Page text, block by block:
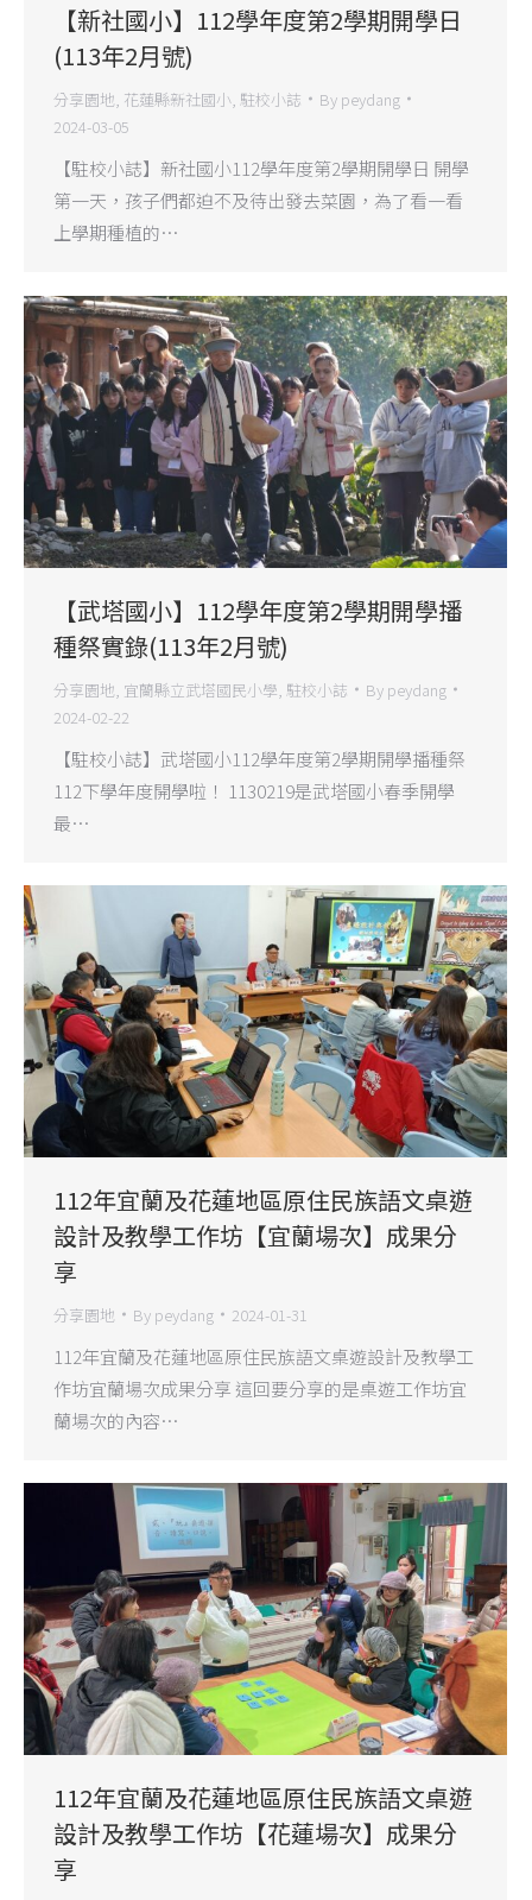
【新社國小】112學年度第2學期開學日
(113年2月號)
分享園地, 花蓮縣新社國小, 駐校小誌 By peydang
2024-03-05
【駐校小誌】新社國小112學年度第2學期開學日 開學
第一天，孩子們都迫不及待出發去菜園，為了看一看
上學期種植的…
【武塔國小】112學年度第2學期開學播
種祭實錄(113年2月號)
分享園地 宜蘭縣立武塔國民小學 駐校小誌 By peydang
2024-02-22
【駐校小誌】武塔國小112學年度第2學期開學播種祭
112下學年度開學啦！ 1130219是武塔國小春季開學
最…
112年宜蘭及花蓮地區原住民族語文桌遊
設計及教學工作坊【宜蘭場次】成果分
享
分享園地 By peydang 2024-01-31
112年宜蘭及花蓮地區原住民族語文桌遊設計及教學工
作坊宜蘭場次成果分享 這回要分享的是桌遊工作坊宜
蘭場次的內容…
112年宜蘭及花蓮地區原住民族語文桌遊
設計及教學工作坊【花蓮場次】成果分
享